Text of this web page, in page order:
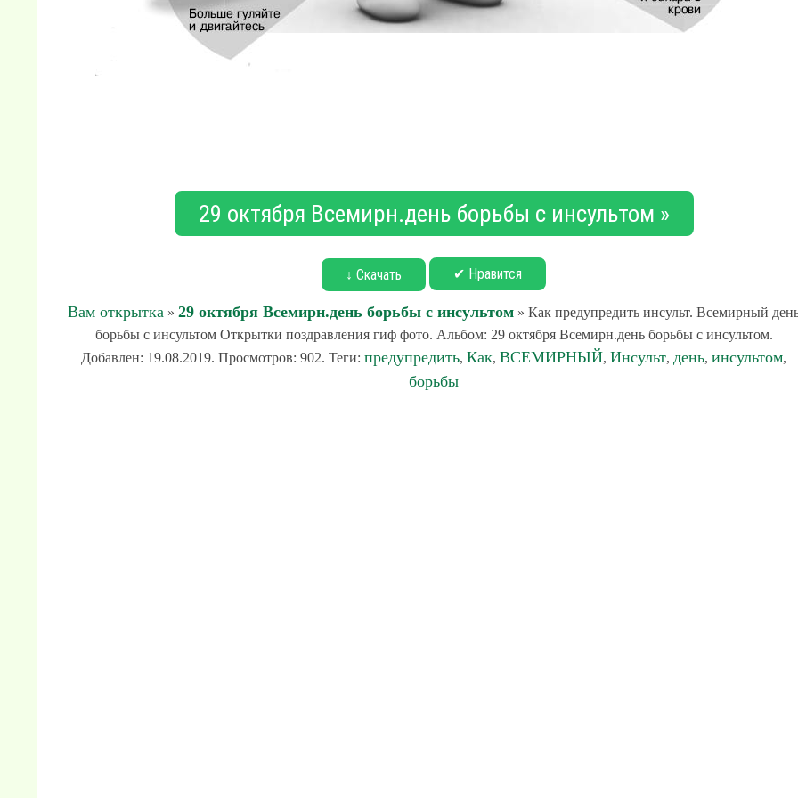
29 октября Всемирн.день борьбы с инсультом »
↓ Скачать ✔ Нравится
Вам открытка » 29 октября Всемирн.день борьбы с инсультом » Как предупредить инсульт. Всемирный
борьбы с инсультом Открытки поздравления гиф фото. Альбом: 29 октября Всемирн.день борьбы с инсультом.
Добавлен: 19.08.2019. Просмотров: 902. Теги: предупредить, Как, ВСЕМИРНЫЙ, Инсульт, день, инсультом,
борьбы